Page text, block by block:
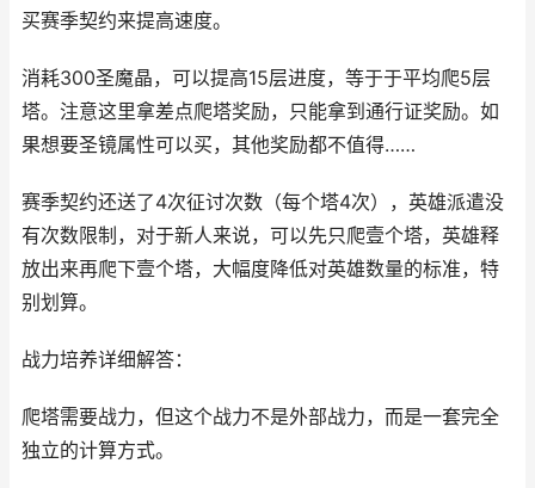
买赛季契约来提高速度。
消耗300圣魔晶，可以提高15层进度，等于于平均爬5层
塔。注意这里拿差点爬塔奖励，只能拿到通行证奖励。如
果想要圣镜属性可以买，其他奖励都不值得……
赛季契约还送了4次征讨次数（每个塔4次），英雄派遣没
有次数限制，对于新人来说，可以先只爬壹个塔，英雄释
放出来再爬下壹个塔，大幅度降低对英雄数量的标准，特
别划算。
战力培养详细解答：
爬塔需要战力，但这个战力不是外部战力，而是一套完全
独立的计算方式。